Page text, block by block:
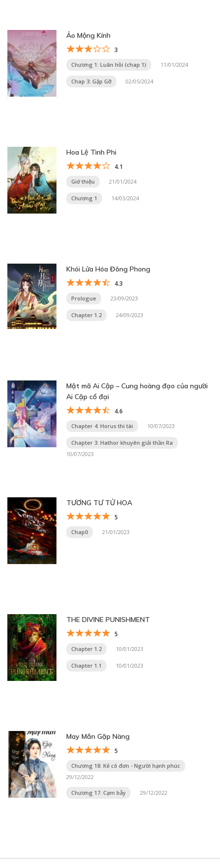
Ảo Mộng Kính
3
Chương 1: Luân hồi (chap 1) 11/01/2024
Chap 3: Gặp Gỡ 02/05/2024
Hoa Lệ Tình Phi
4.1
Giớ thiệu 21/01/2024
Chương 1 14/03/2024
Khói Lửa Hóa Đông Phong
4.3
Prologue 23/09/2023
Chapter 1.2 24/09/2023
Mật mã Ai Cập – Cung hoàng đạo của người
Ai Cập cổ đại
4.6
Chapter 4: Horus thi tài 10/07/2023
Chapter 3: Hathor khuyên giải thần Ra
10/07/2023
TƯƠNG TƯ TỬ HOA
5
Chap0 21/01/2023
THE DIVINE PUNISHMENT
5
Chapter 1.2 10/01/2023
Chapter 1.1 10/01/2023
May Mắn Gặp Nàng
5
Chương 18: Kẻ cô đơn - Người hạnh phúc
29/12/2022
Chương 17: Cạm bẫy 29/12/2022